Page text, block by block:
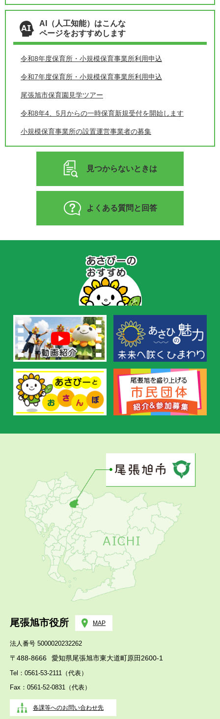
AI（人工知能）はこんな
ページをおすすめします
令和8年度保育所・小規模保育事業所利用申込
令和7年度保育所・小規模保育事業所利用申込
尾張旭市保育園見学ツアー
令和8年4、5月からの一時保育新規受付を開始します
小規模保育事業所の設置運営事業者の募集
見つからないときは
よくある質問と回答
の
お
す
め
尾張旭市役所 MAP
法人番号 5000020232262
〒488-8666 愛知県尾張旭市東大道町原田2600-1
Tel：0561-53-2111（代表）
Fax：0561-52-0831（代表）
各課等へのお問い合わせ先